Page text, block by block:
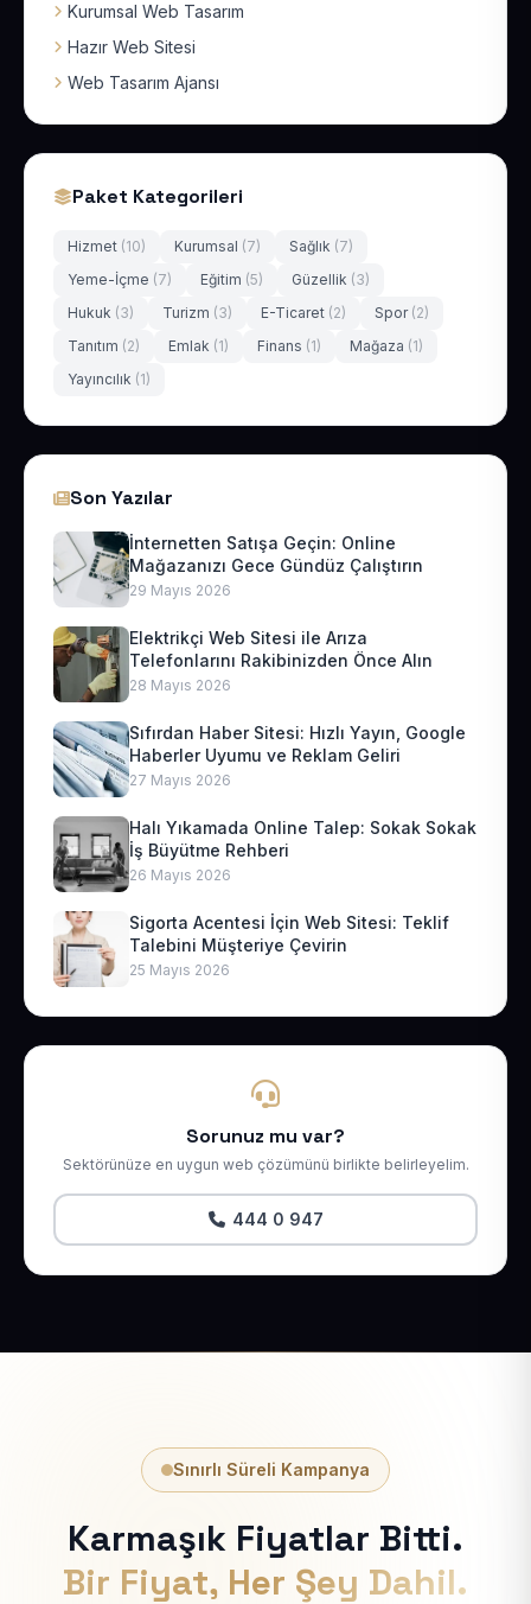
Kurumsal Web Tasarım
Hazır Web Sitesi
Web Tasarım Ajansı
Paket Kategorileri
Hizmet (10) Kurumsal (7) Sağlık (7)
Yeme-İçme (7) Eğitim (5) Güzellik (3)
Hukuk (3) Turizm (3) E-Ticaret (2) Spor (2)
Tanıtım (2) Emlak (1) Finans (1) Mağaza (1)
Yayıncılık (1)
Son Yazılar
İnternetten Satışa Geçin: Online
Mağazanızı Gece Gündüz Çalıştırın
29 Mayıs 2026
Elektrikçi Web Sitesi ile Arıza
Telefonlarını Rakibinizden Önce Alın
28 Mayıs 2026
Sıfırdan Haber Sitesi: Hızlı Yayın, Google
Haberler Uyumu ve Reklam Geliri
27 Mayıs 2026
Halı Yıkamada Online Talep: Sokak Sokak
İş Büyütme Rehberi
26 Mayıs 2026
Sigorta Acentesi İçin Web Sitesi: Teklif
Talebini Müşteriye Çevirin
25 Mayıs 2026
Sorunuz mu var?
Sektörünüze en uygun web çözümünü birlikte belirleyelim.
444 0 947
Sınırlı Süreli Kampanya
Karmaşık Fiyatlar Bitti.
Bir Fiyat, Her Şey Dahil.